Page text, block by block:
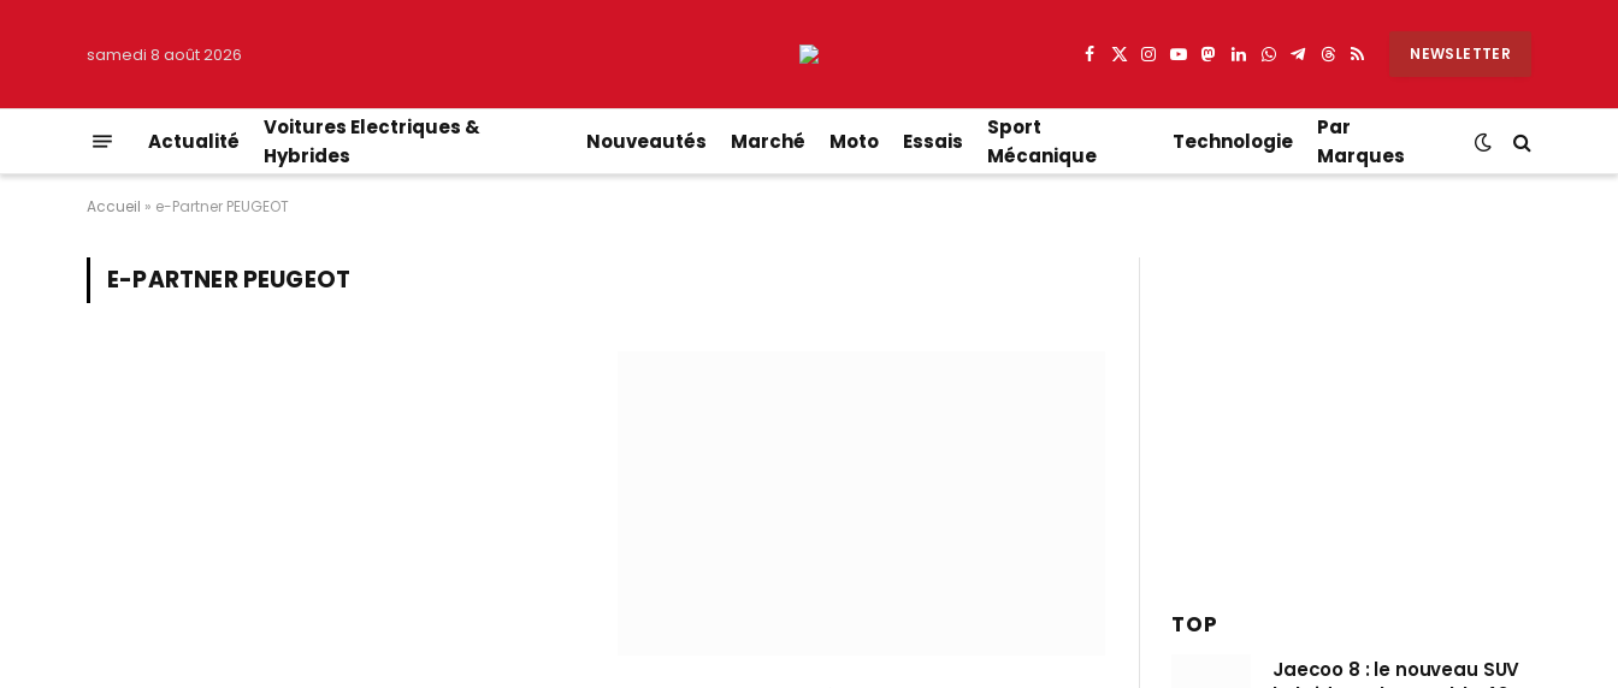
samedi 8 août 2026 Facebook
X
Instagram
YouTube
Mastodon
LinkedIn
WhatsApp
Partager
Telegram
Threads
RSS NEWSLETTER
Actualité
Voitures Electriques &
Hybrides
Nouveautés Marché Moto Essais
Sport
Mécanique
Technologie
Par
Marques
Accueil » e-Partner PEUGEOT
E-PARTNER PEUGEOT
TOP
Jaecoo 8 : le nouveau SUV